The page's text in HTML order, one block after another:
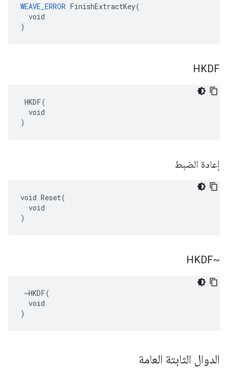
WEAVE_ERROR FinishExtractKey(
  void
)
HKDF
HKDF(
  void
)
إعادة الضبط
void Reset(
  void
)
~HKDF
~HKDF(
  void
)
الدوال الثابتة العامة